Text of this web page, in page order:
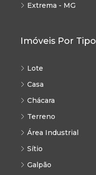
Extrema - MG
Imóveis Por Tipo
Lote
Casa
Chácara
Terreno
Área Industrial
Sítio
Galpão